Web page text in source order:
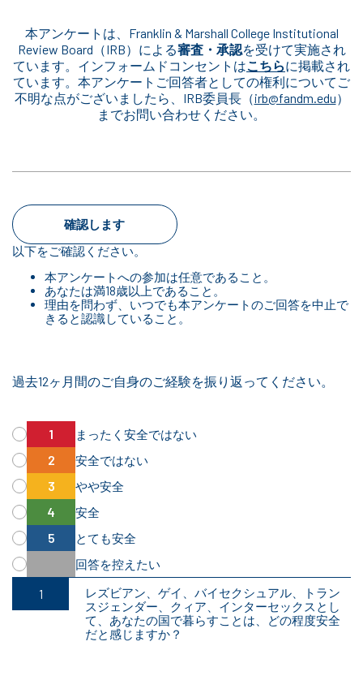
本アンケートは、Franklin & Marshall College Institutional
Review Board（IRB）による審査・承認を受けて実施され
ています。インフォームドコンセントはこちらに掲載され
ています。本アンケートご回答者としての権利についてご
不明な点がございましたら、IRB委員長（irb@fandm.edu）
までお問い合わせください。
確認します
以下をご確認ください。
本アンケートへの参加は任意であること。
あなたは満18歳以上であること。
理由を問わず、いつでも本アンケートのご回答を中止で
きると認識していること。
過去12ヶ月間のご自身のご経験を振り返ってください。
まったく安全ではない
安全ではない
やや安全
安全
とても安全
回答を控えたい
レズビアン、ゲイ、バイセクシュアル、トラン
スジェンダー、クィア、インターセックスとし
て、あなたの国で暮らすことは、どの程度安全
だと感じますか？